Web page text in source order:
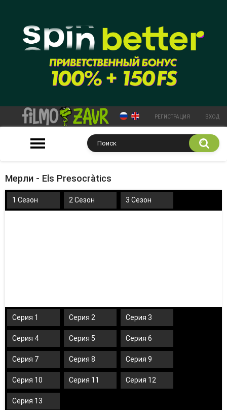
РЕГИСТРАЦИЯ ВХОД
Мерли - Els Presocràtics
1 Сезон 2 Сезон 3 Сезон
Серия 1 Серия 2 Серия 3
Серия 4 Серия 5 Серия 6
Серия 7 Серия 8 Серия 9
Серия 10 Серия 11 Серия 12
Серия 13